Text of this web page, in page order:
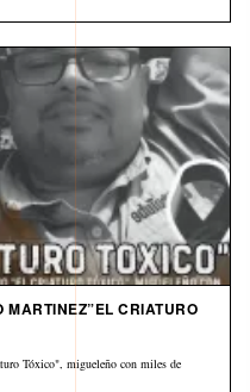
CRIATURO
Tóxico", migueleño con miles de